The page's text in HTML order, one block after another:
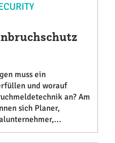
muss ein
und worauf
an? Am
sich Planer,